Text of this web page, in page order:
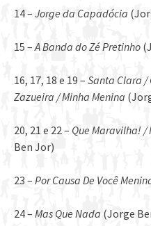
14 – Jorge da Capadócia
15 – A Banda do Zé Pretinho
16, 17, 18 e 19 – Santa Clara
Zazueira / Minha Menina
20, 21 e 22 – Que Maravilha! /
Ben Jor)
23 – Por Causa De Você
24 – Mas Que Nada (Jorge